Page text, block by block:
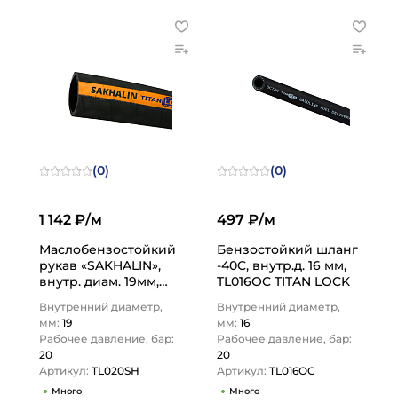
(0)
1 142 ₽/м
Маслобензостойкий
рукав «SAKHALIN»,
внутр. диам. 19мм,
всас., TL020SH TITAN…
Внутренний диаметр,
мм: 19
Рабочее давление, бар:
20
Артикул: TL020SH
Много
(0)
497 ₽/м
Бензостойкий шланг
-40C, внутр.д. 16 мм,
TL016OC TITAN LOCK
Внутренний диаметр,
мм: 16
Рабочее давление, бар:
20
Артикул: TL016OC
Много